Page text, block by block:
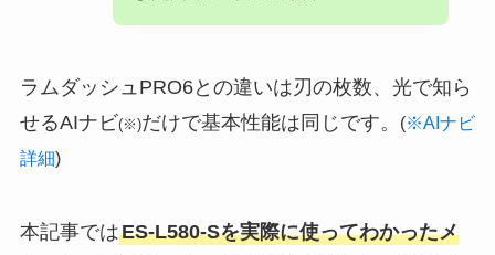
ラムダッシュPRO6との違いは刃の枚数、光で知ら
せるAIナビ(※)だけで基本性能は同じです。 (※AIナビ
詳細)
本記事ではES-L580-Sを実際に使ってわかったメ